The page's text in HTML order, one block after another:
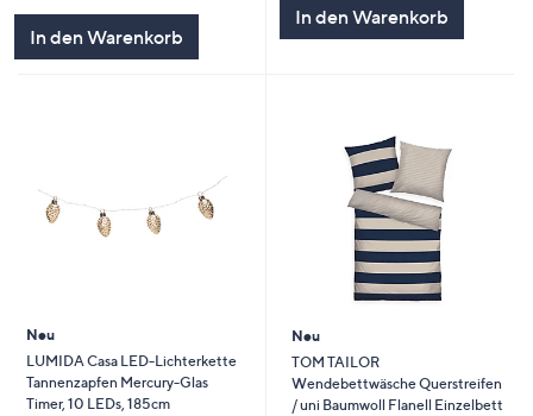
In den Warenkorb
In den Warenkorb
Neu
LUMIDA Casa LED-Lichterkette
Tannenzapfen Mercury-Glas
Timer, 10 LEDs, 185cm
Neu
TOM TAILOR
Wendebettwäsche Querstreifen
/ uni Baumwoll Flanell Einzelbett